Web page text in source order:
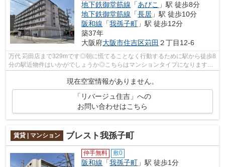
地下鉄御堂筋線 「あびこ 」駅 徒歩8分
地下鉄御堂筋線 「長居 」駅 徒歩10分
阪和線 「我孫子町 」駅 徒歩12分
築37年
大阪府大阪市住吉区苅田 ２丁目12-6
万代 苅田店まで329mです◎朝に慌てることなく行動するために駅から徒歩8
分の駅近物件はいかがでしょうか◎こちらはマンションタイプになります◎
現在空室情報がありません。
「リバージュ住吉」への
お問い合わせはこちら
賃貸 | マンション ブレスト我孫子町
仲手無料 敷0
阪和線 「我孫子町 」駅 徒歩1分